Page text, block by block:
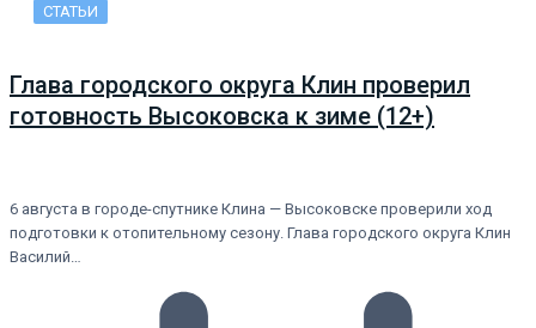
СТАТЬИ
Глава городского округа Клин проверил
готовность Высоковска к зиме (12+)
6 августа в городе-спутнике Клина — Высоковске проверили ход
подготовки к отопительному сезону. Глава городского округа Клин
Василий…